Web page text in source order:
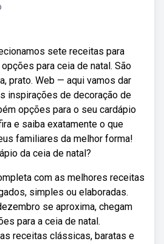
sete receitas para
para ceia de natal. São
prato. Web — aqui vamos dar
inspirações de decoração de
opções para o seu cardápio
e saiba exatamente o que
familiares da melhor forma!
da ceia de natal?
com as melhores receitas
simples ou elaboradas.
se aproxima, chegam
para a ceia de natal.
receitas clássicas, baratas e